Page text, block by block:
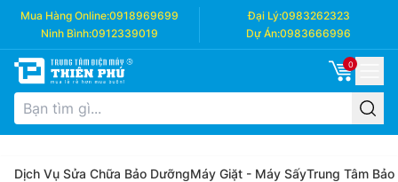
Mua Hàng Online:0918969699 Đại Lý:0983262323
Ninh Bình:0912339019 Dự Án:0983666996
0
Dịch Vụ Sửa Chữa Bảo DưỡngMáy Giặt - Máy SấyTrung Tâm Bảo